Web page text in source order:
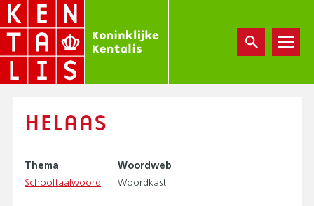
Overslaan
en
de
inhoud
HELAAS
Thema
Schooltaalwoord
Woordweb
Woordkast